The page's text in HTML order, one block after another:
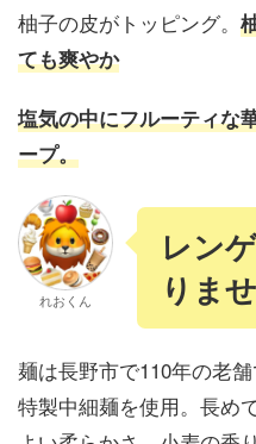
柚子の皮がトッピング。
ても爽やか
塩気の中にフルーティな
ープ。
れおくん
レン
りま
麺は長野市で110年の老
特製中細麺を使用。長め